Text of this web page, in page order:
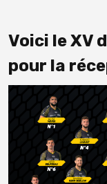
Voici le XV
pour la